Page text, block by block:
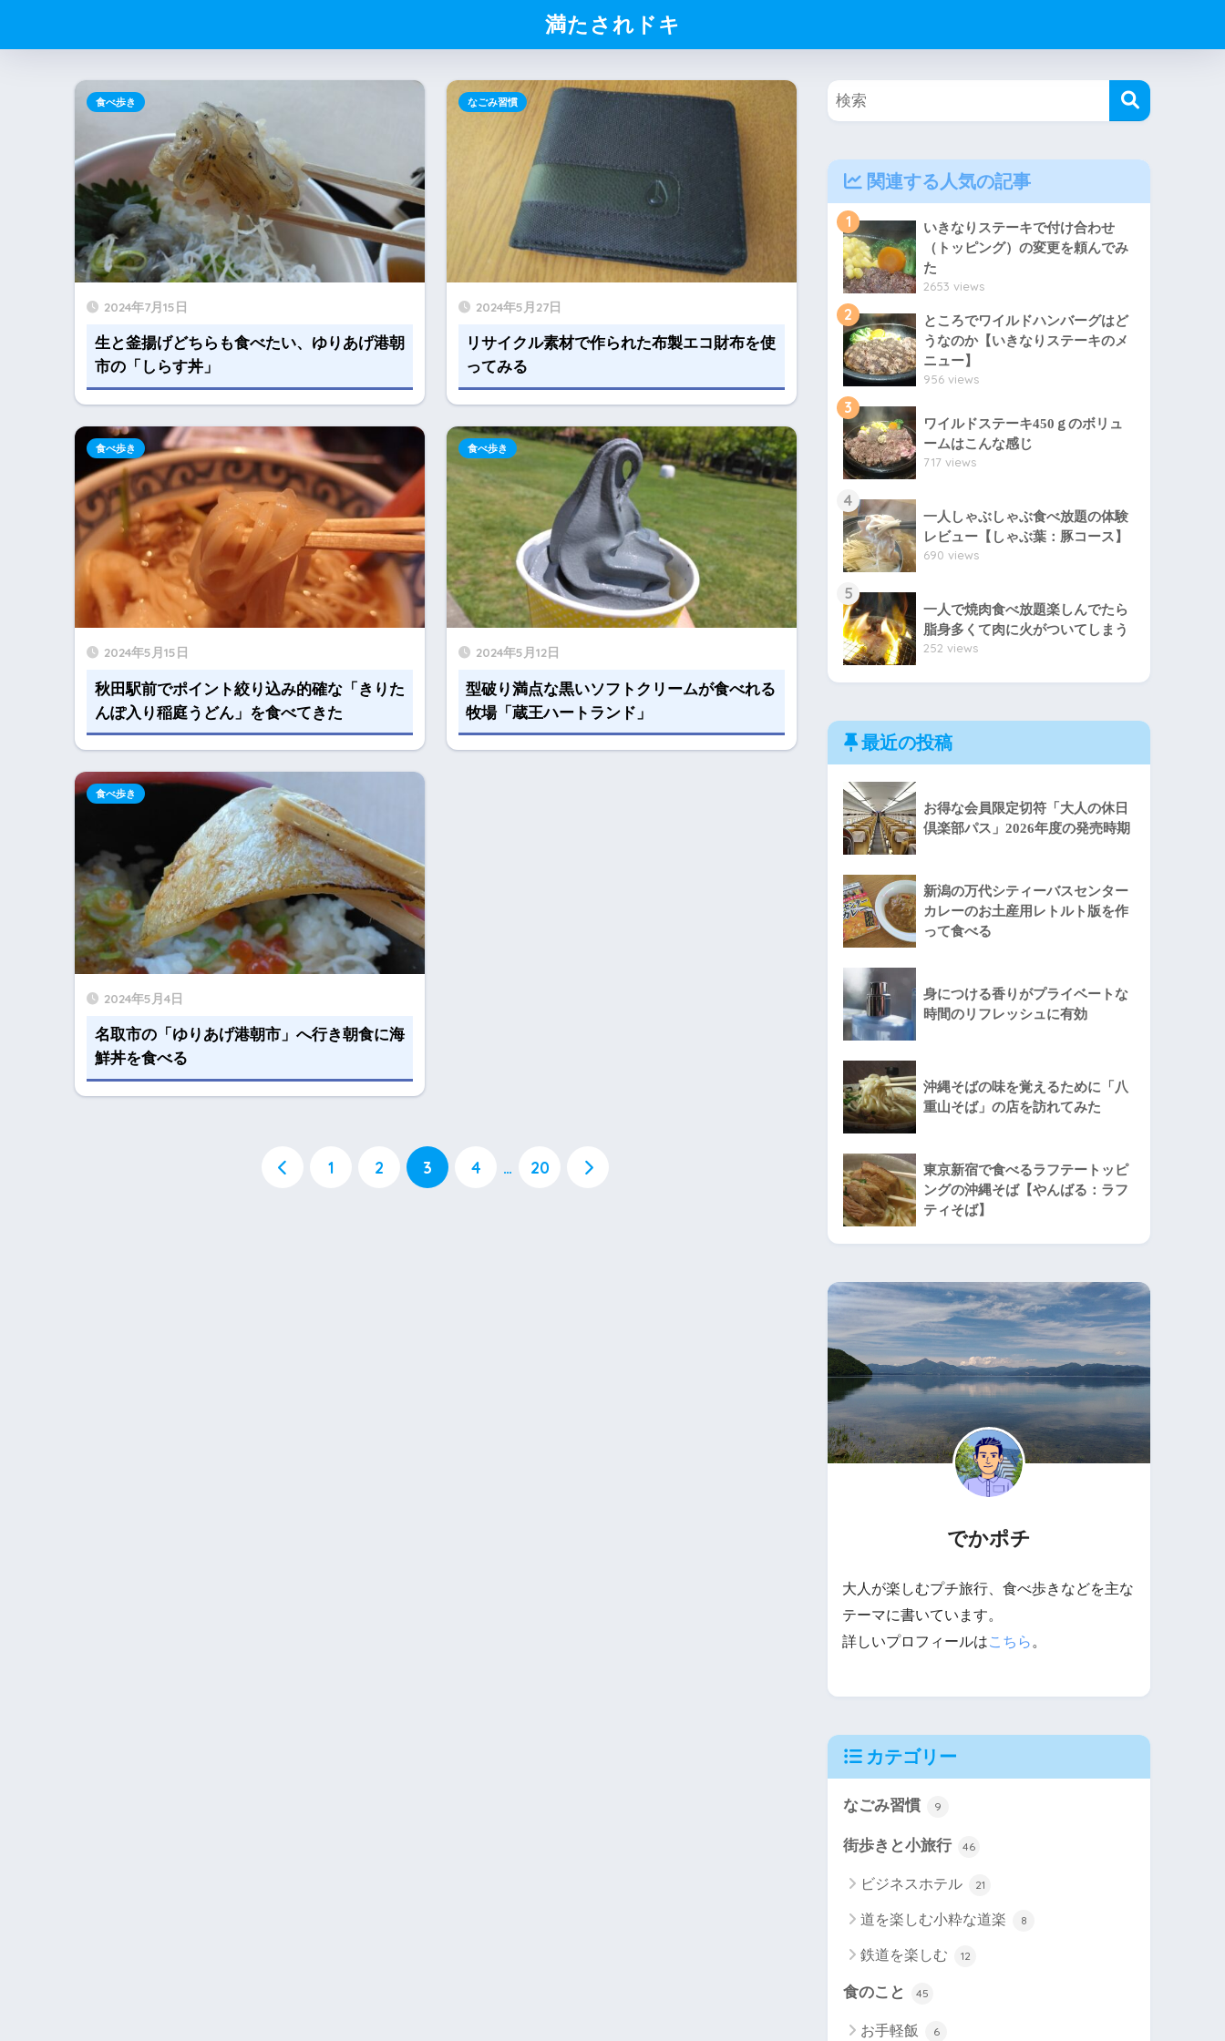
満たされドキ
2024年7月15日
生と釜揚げどちらも食べたい、ゆりあげ港朝
市の「しらす丼」
食べ歩き
2024年5月27日
リサイクル素材で作られた布製エコ財布を使
ってみる
なごみ習慣
2024年5月15日
秋田駅前でポイント絞り込み的確な「きりた
んぽ入り稲庭うどん」を食べてきた
食べ歩き
2024年5月12日
型破り満点な黒いソフトクリームが食べれる
牧場「蔵王ハートランド」
食べ歩き
2024年5月4日
名取市の「ゆりあげ港朝市」へ行き朝食に海
鮮丼を食べる
食べ歩き
1 2 3 4 … 20
関連する人気の記事
1
いきなりステーキで付け合わせ
（トッピング）の変更を頼んでみ
た
2653 views
2
ところでワイルドハンバーグはど
うなのか【いきなりステーキのメ
ニュー】
956 views
3
ワイルドステーキ450ｇのボリュ
ームはこんな感じ
717 views
4
一人しゃぶしゃぶ食べ放題の体験
レビュー【しゃぶ葉：豚コース】
690 views
5
一人で焼肉食べ放題楽しんでたら
脂身多くて肉に火がついてしまう
252 views
最近の投稿
お得な会員限定切符「大人の休日
倶楽部パス」2026年度の発売時期
新潟の万代シティーバスセンター
カレーのお土産用レトルト版を作
って食べる
身につける香りがプライベートな
時間のリフレッシュに有効
沖縄そばの味を覚えるために「八
重山そば」の店を訪れてみた
東京新宿で食べるラフテートッピ
ングの沖縄そば【やんばる：ラフ
ティそば】
でかポチ
大人が楽しむプチ旅行、食べ歩きなどを主な
テーマに書いています。
詳しいプロフィールはこちら 。
カテゴリー
なごみ習慣 9
街歩きと小旅行 46
ビジネスホテル 21
道を楽しむ小粋な道楽 8
鉄道を楽しむ 12
食のこと 45
お手軽飯 6